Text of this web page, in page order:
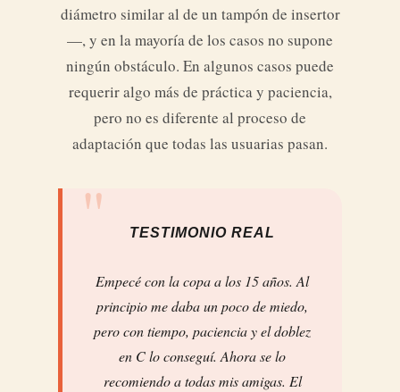
diámetro similar al de un tampón de insertor
—, y en la mayoría de los casos no supone
ningún obstáculo. En algunos casos puede
requerir algo más de práctica y paciencia,
pero no es diferente al proceso de
adaptación que todas las usuarias pasan.
TESTIMONIO REAL
Empecé con la copa a los 15 años. Al
principio me daba un poco de miedo,
pero con tiempo, paciencia y el doblez
en C lo conseguí. Ahora se lo
recomiendo a todas mis amigas. El